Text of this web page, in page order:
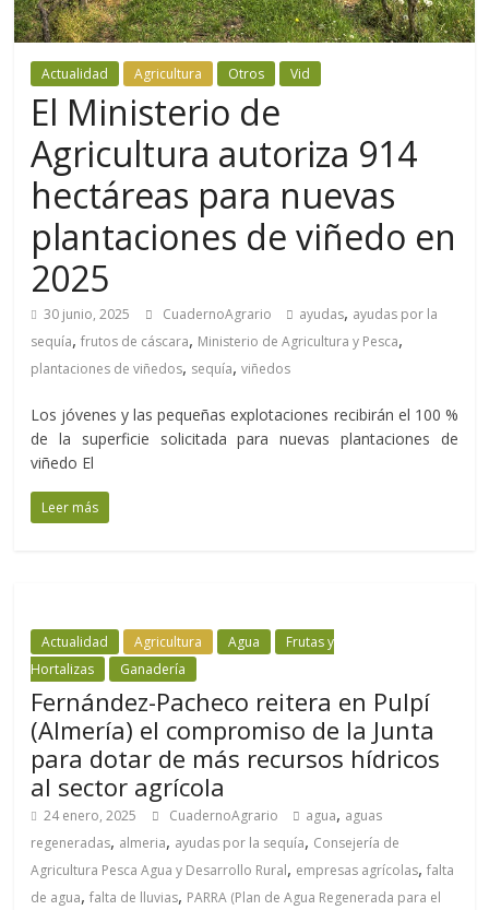
Actualidad Agricultura Otros Vid
El Ministerio de
Agricultura autoriza 914
hectáreas para nuevas
plantaciones de viñedo en
2025
30 junio, 2025 CuadernoAgrario ayudas, ayudas por la
sequía,frutos de cáscara, Ministerio de Agricultura y Pesca,
plantaciones de viñedos, sequía,viñedos
Los jóvenes y las pequeñas explotaciones recibirán el 100 %
de la superficie solicitada para nuevas plantaciones de
viñedo El
Leer más
Actualidad Agricultura Agua
Frutas y
Hortalizas
Ganadería
Fernández-Pacheco reitera en Pulpí
(Almería) el compromiso de la Junta
para dotar de más recursos hídricos
al sector agrícola
24 enero, 2025 CuadernoAgrario agua, aguas
regeneradas, almeria, ayudas por la sequía, Consejería de
Agricultura Pesca Agua y Desarrollo Rural, empresas agrícolas,falta
de agua,falta de lluvias, PARRA (Plan de Agua Regenerada para el